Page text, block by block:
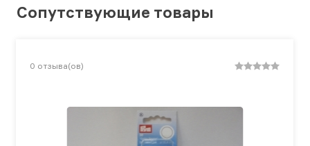
Сопутствующие товары
0 отзыва(ов)